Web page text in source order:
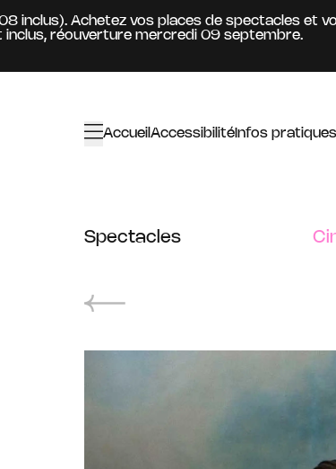
Achetez vos places de spectacles et
réouverture mercredi 09 septembre.
AccueilAccessibilité Infos pratiques
Spectacles